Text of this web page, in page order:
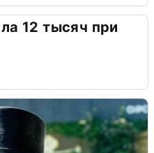
12 тысяч при